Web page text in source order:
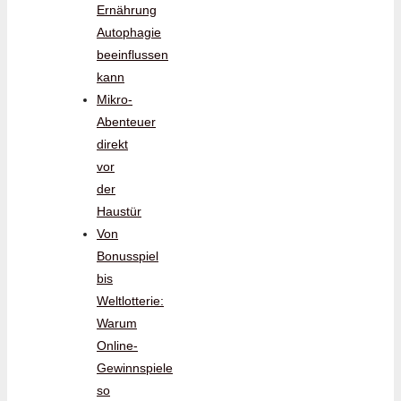
Ernährung
Autophagie
beeinflussen
kann
Mikro-
Abenteuer
direkt
vor
der
Haustür
Von
Bonusspiel
bis
Weltlotterie:
Warum
Online-
Gewinnspiele
so